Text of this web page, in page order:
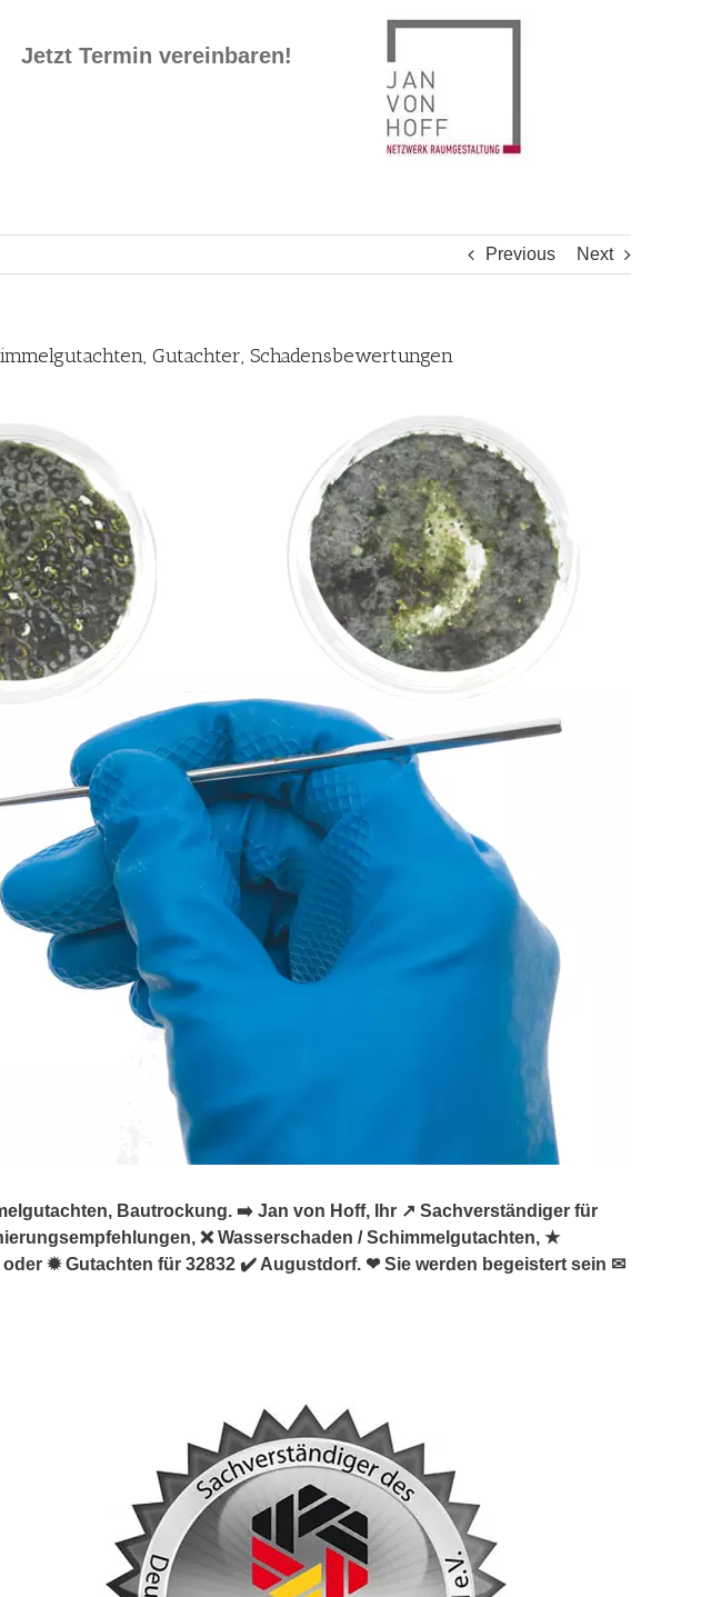
Jetzt Termin vereinbaren!
Previous Next
Gutachter, Schadensbewertungen
Bautrockung. ➡️ Jan von Hoff, Ihr ↗️ Sachverständiger für
❌ Wasserschaden / Schimmelgutachten, ★
✹ Gutachten für 32832 ✔️ Augustdorf. ❤ Sie werden begeistert sein ✉